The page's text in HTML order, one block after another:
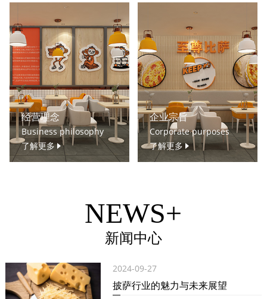
经营理念
Business philosophy
了解更多
企业宗旨
Corporate purposes
了解更多
NEWS+
新闻中心
2024-09-27
披萨行业的魅力与未来展望